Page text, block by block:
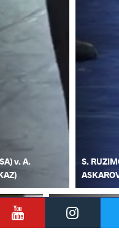
YouTube
v. A.
S.